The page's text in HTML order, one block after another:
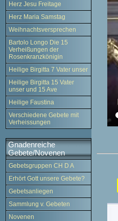
Herz Jesu Freitage
Herz Maria Samstag
Weihnachtsversprechen
Bartolo Longo Die 15
Verheißungen der
Rosenkranzkönigin
Heilige Birgitta 7 Vater unser
Heilige Birgitta 15 Vater
unser und 15 Ave
Heilige Faustina
Verschiedene Gebete mit
Verheissungen
Gnadenreiche
Gebete/Novenen
Gebetsgruppen CH D A
Erhört Gott unsere Gebete?
Gebetsanliegen
Sammlung v. Gebeten
Novenen